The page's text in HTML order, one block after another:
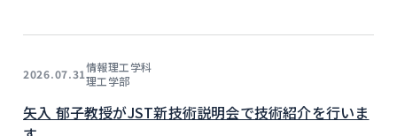
2026.07.31情報理工学科
理工学部
矢入 郁子教授がJST新技術説明会で技術紹介を行いま